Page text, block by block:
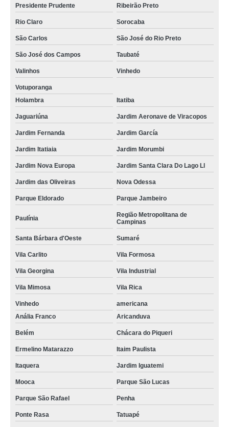
Presidente Prudente Ribeirão Preto
Rio Claro Sorocaba
São Carlos São José do Rio Preto
São José dos Campos Taubaté
Valinhos Vinhedo
Votuporanga
Holambra
Itatiba
Jaguariúna Jardim Aeronave de Viracopos
Jardim Fernanda Jardim García
Jardim Itatiaia Jardim Morumbi
Jardim Nova Europa Jardim Santa Clara Do Lago Ll
Jardim das Oliveiras Nova Odessa
Parque Eldorado Parque Jambeiro
Paulínia
Região Metropolitana de
Campinas
Santa Bárbara d'Oeste Sumaré
Vila Carlito Vila Formosa
Vila Georgina Vila Industrial
Vila Mimosa Vila Rica
Vinhedo
americana
Anália Franco
Aricanduva
Belém Chácara do Piqueri
Ermelino Matarazzo Itaim Paulista
Itaquera Jardim Iguatemi
Mooca Parque São Lucas
Parque São Rafael Penha
Ponte Rasa Tatuapé